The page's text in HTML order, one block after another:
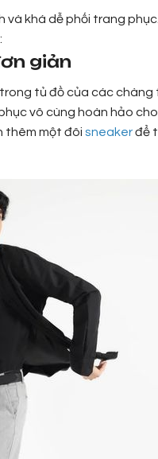
khá dễ phối trang
giản
tủ đồ của các chàng
vô cùng hoàn hảo
thêm một đôi sneakerđể